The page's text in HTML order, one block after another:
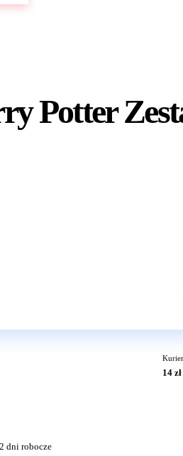
Potter
14 zł
dni robocze